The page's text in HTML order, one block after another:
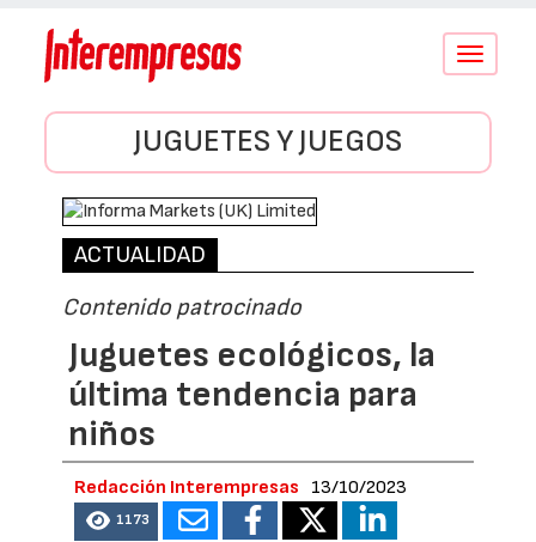
Conmutar
JUGUETES Y JUEGOS
ACTUALIDAD
Contenido patrocinado
Juguetes ecológicos, la
última tendencia para
niños
Redacción Interempresas 13/10/2023
1173